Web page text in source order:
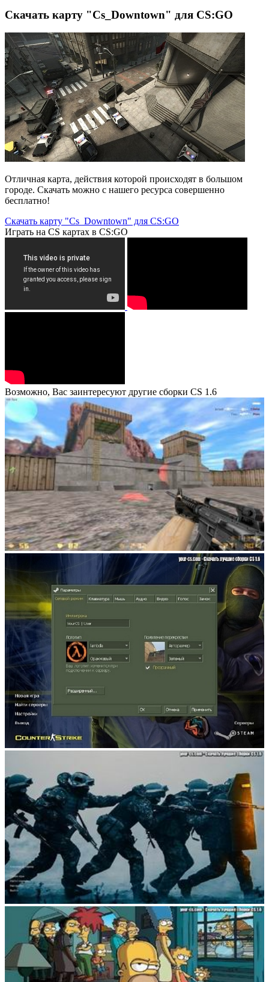
Скачать карту "Cs_Downtown" для CS:GO
Отличная карта, действия которой происходят в большом
городе. Скачать можно с нашего ресурса совершенно
бесплатно!
Скачать карту "Cs_Downtown" для CS:GO
Играть на CS картах в CS:GO
Возможно, Вас заинтересуют другие сборки CS 1.6